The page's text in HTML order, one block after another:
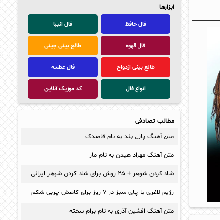
ابزارها
فال حافظ فال انبیا
فال قهوه طالع بینی چینی
طالع بینی ازدواج فال عطسه
انواع فال کد موزیک آنلاین
مطالب تصادفی
متن آهنگ پازل بند به نام قاصدک
متن آهنگ مهراد هیدن به نام مار
شاد کردن شوهر + ۲۵ روش برای شاد کردن شوهر ایرانی
رژیم لاغری با چای سبز در ۷ روز برای کاهش چربی شکم
متن آهنگ افشین آذری به نام برام سخته